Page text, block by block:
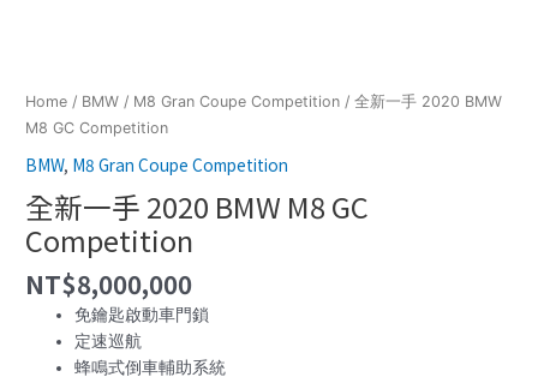
Home / BMW / M8 Gran Coupe Competition / 全新一手 2020 BMW
M8 GC Competition
BMW, M8 Gran Coupe Competition
全新一手 2020 BMW M8 GC
Competition
NT$8,000,000
免鑰匙啟動車門鎖
定速巡航
蜂鳴式倒車輔助系統